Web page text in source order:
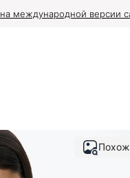
на международной версии